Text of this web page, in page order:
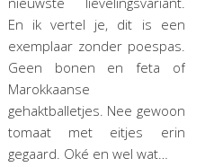
En ik vertel je, dit is een
exemplaar zonder poespas.
Geen bonen en feta of
Marokkaanse
gehaktballetjes. Nee gewoon
tomaat met eitjes erin
gegaard. Oké en wel wat…